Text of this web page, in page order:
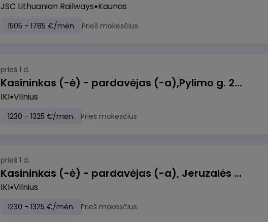
JSC Lithuanian Railways Kaunas
1505 - 1785 €/mėn. Prieš mokesčius
prieš 1 d.
Kasininkas (-ė) - pardavėjas (-a),Pylimo g. 21, Vilnius
IKI Vilnius
1230 - 1325 €/mėn. Prieš mokesčius
prieš 1 d.
Kasininkas (-ė) - pardavėjas (-a), Jeruzalės g. 17, Vilnius
IKI Vilnius
1230 - 1325 €/mėn. Prieš mokesčius